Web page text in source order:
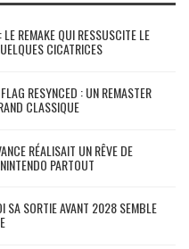
REMAKE QUI RESSUSCITE LE
CICATRICES
RESYNCED : UN REMASTER
CLASSIQUE
RÉALISAIT UN RÊVE DE
PARTOUT
SA SORTIE AVANT 2028 SEMBLE